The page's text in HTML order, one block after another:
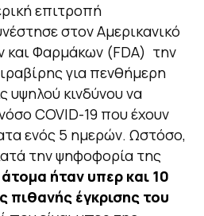
επιτροπή
στον Αμερικανικό
και Φαρμάκων (FDA) την
για πενθήμερη
υψηλού κινδύνου να
COVID-19 που έχουν
ενός 5 ημερών. Ωστόσο,
την ψηφοφορία της
άτομα ήταν υπερ και 10
πιθανής έγκρισης του